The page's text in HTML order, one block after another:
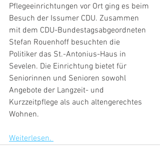
Pflegeeinrichtungen vor Ort ging es beim
Besuch der Issumer CDU. Zusammen
mit dem CDU-Bundestagsabgeordneten
Stefan Rouenhoff besuchten die
Politiker das St.-Antonius-Haus in
Sevelen. Die Einrichtung bietet für
Seniorinnen und Senioren sowohl
Angebote der Langzeit- und
Kurzzeitpflege als auch altengerechtes
Wohnen.
Weiterlesen.